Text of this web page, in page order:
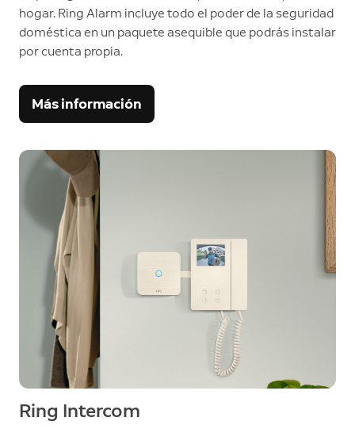
hogar. Ring Alarm incluye todo el poder de la seguridad
doméstica en un paquete asequible que podrás instalar
por cuenta propia.
Más información
Ring Intercom